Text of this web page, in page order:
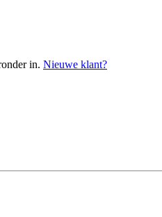
in. Nieuwe klant?